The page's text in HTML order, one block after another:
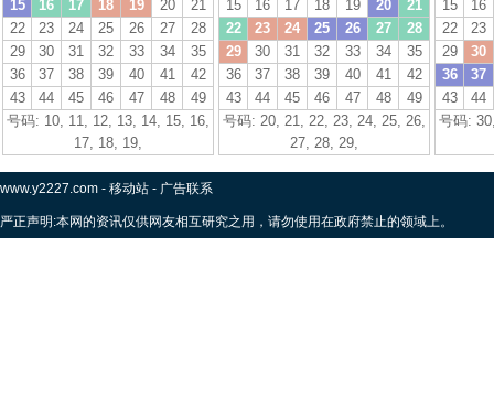
15
16 17 18 19 20
21
22
23 24 25 26 27
28
29
30 31 32 33 34
35
36
37 38 39 40 41
42
43
44 45 46 47 48
49
号码: 10, 11, 12, 13, 14, 15, 16,
17, 18, 19,
15
16 17 18 19 20
21
22
23 24 25 26 27
28
29
30 31 32 33 34
35
36
37 38 39 40 41
42
43
44 45 46 47 48
49
号码: 20, 21, 22, 23, 24, 25, 26,
27, 28, 29,
15
16
22
23
29
30
36
37
43
44
号码:
www.y2227.com - 移动站 - 广告联系
严正声明:本网的资讯仅供网友相互研究之用，请勿使用在政府禁止的领域上。